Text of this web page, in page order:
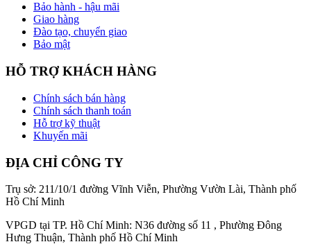
Bảo hành - hậu mãi
Giao hàng
Đào tạo, chuyển giao
Bảo mật
HỖ TRỢ KHÁCH HÀNG
Chính sách bán hàng
Chính sách thanh toán
Hỗ trợ kỹ thuật
Khuyến mãi
ĐỊA CHỈ CÔNG TY
Trụ sở: 211/10/1 đường Vĩnh Viễn, Phường Vườn Lài, Thành phố
Hồ Chí Minh
VPGD tại TP. Hồ Chí Minh: N36 đường số 11 , Phường Đông
Hưng Thuận, Thành phố Hồ Chí Minh